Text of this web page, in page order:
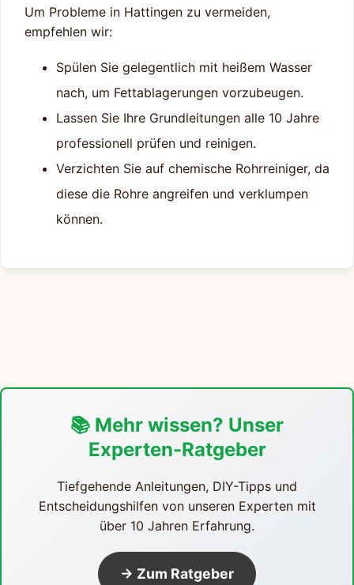
Um Probleme in Hattingen zu vermeiden,
empfehlen wir:
Spülen Sie gelegentlich mit heißem Wasser
nach, um Fettablagerungen vorzubeugen.
Lassen Sie Ihre Grundleitungen alle 10 Jahre
professionell prüfen und reinigen.
Verzichten Sie auf chemische Rohrreiniger, da
diese die Rohre angreifen und verklumpen
können.
📚 Mehr wissen? Unser
Experten-Ratgeber
Tiefgehende Anleitungen, DIY-Tipps und
Entscheidungshilfen von unseren Experten mit
über 10 Jahren Erfahrung.
→ Zum Ratgeber